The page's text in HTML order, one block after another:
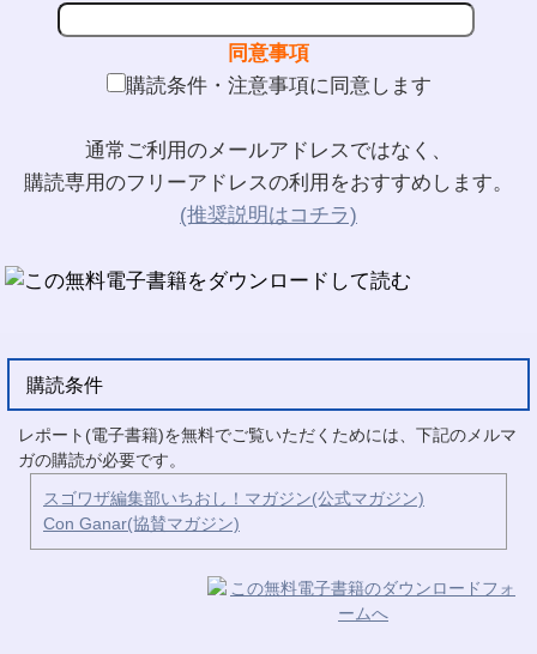
同意事項
購読条件・注意事項に同意します
通常ご利用のメールアドレスではなく、
購読専用のフリーアドレスの利用をおすすめします。
(推奨説明はコチラ)
購読条件
レポート(電子書籍)を無料でご覧いただくためには、下記のメルマ
ガの購読が必要です。
スゴワザ編集部いちおし！マガジン(公式マガジン)
Con Ganar(協賛マガジン)